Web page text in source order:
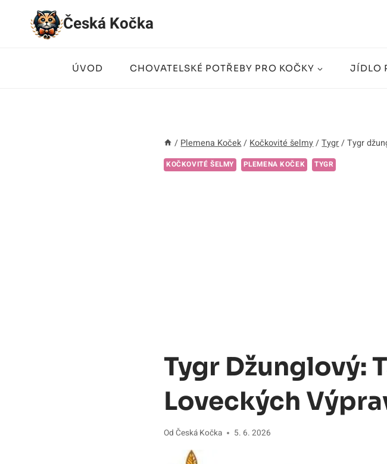
Přeskočit
Česká Kočka
ÚVOD CHOVATELSKÉ POTŘEBY PRO KOČKY JÍDLO
/ Plemena Koček / Kočkovité šelmy / Tygr / Tygr
KOČKOVITÉ ŠELMY PLEMENA KOČEK TYGR
Tygr Džunglový:
Loveckých
Od Česká Kočka 5. 6. 2026